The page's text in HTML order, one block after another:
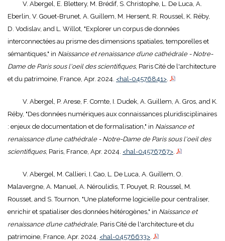
V. Abergel, E. Blettery, M. Brédif, S. Christophe, L. De Luca, A.
Eberlin, V. Gouet-Brunet, A. Guillem, M. Hersent, R. Roussel, K. Réby,
D. Vodislav, and L. Willot, "Explorer un corpus de données
interconnectées au prisme des dimensions spatiales, temporelles et
sémantiques," in Naissance et renaissance d’une cathédrale - Notre-
Dame de Paris sous l'oeil des scientifiques, Paris Cité de l'architecture
et du patrimoine, France, Apr. 2024. <hal-04576841>
V. Abergel, P. Arese, F. Comte, I. Dudek, A. Guillem, A. Gros, and K.
Réby, "Des données numériques aux connaissances pluridisciplinaires
: enjeux de documentation et de formalisation," in Naissance et
renaissance d’une cathédrale - Notre-Dame de Paris sous l'oeil des
scientifiques, Paris, France, Apr. 2024. <hal-04576767>
V. Abergel, M. Callieri, I. Cao, L. De Luca, A. Guillem, O.
Malavergne, A. Manuel, A. Néroulidis, T. Pouyet, R. Roussel, M.
Rousset, and S. Tournon, "Une plateforme logicielle pour centraliser,
enrichir et spatialiser des données hétérogènes," in Naissance et
renaissance d’une cathédrale, Paris Cité de l'architecture et du
patrimoine, France, Apr. 2024. <hal-04576633>